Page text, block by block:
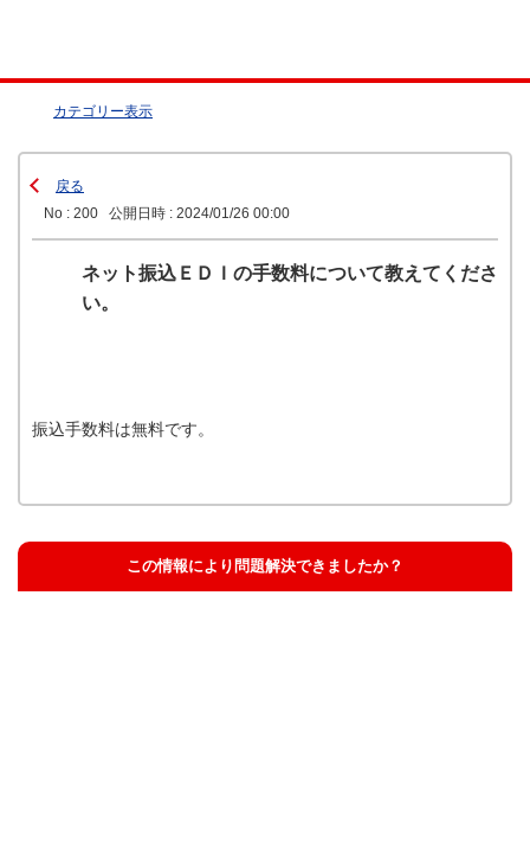
カテゴリー表示
戻る
No : 200
公開日時 : 2024/01/26 00:00
ネット振込ＥＤＩの手数料について教えてくださ
い。
振込手数料は無料です。
この情報により問題解決できましたか？